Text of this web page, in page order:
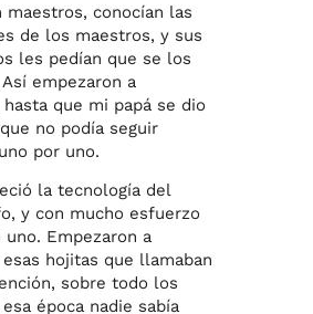
maestros, conocían las
de los maestros, y sus
les pedían que se los
empezaron a
que mi papá se dio
no podía seguir
por uno.
la tecnología del
y con mucho esfuerzo
uno. Empezaron a
hojitas que llamaban
sobre todo los
época nadie sabía